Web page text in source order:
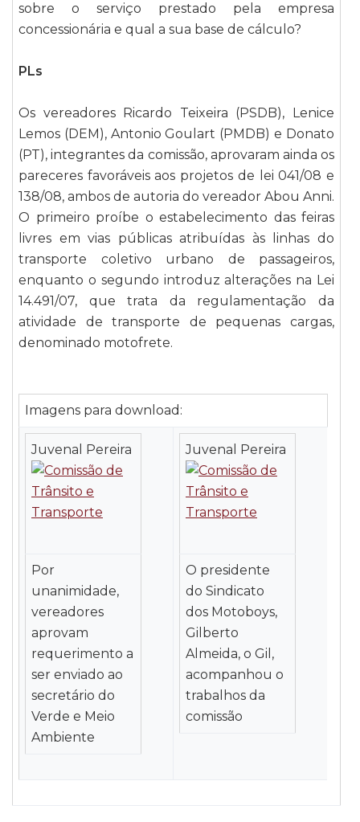
sobre o serviço prestado pela empresa
concessionária e qual a sua base de cálculo?
PLs
Os vereadores Ricardo Teixeira (PSDB), Lenice
Lemos (DEM), Antonio Goulart (PMDB) e Donato
(PT), integrantes da comissão, aprovaram ainda os
pareceres favoráveis aos projetos de lei041/08 e
138/08, ambos de autoria do vereador Abou Anni.
O primeiro proíbe o estabelecimento das feiras
livres em vias públicas atribuídas às linhas do
transporte coletivo urbano de passageiros,
enquanto o segundo introduz alterações na Lei
14.491/07, que trata da regulamentação da
atividade de transporte de pequenas cargas,
denominado motofrete.
Imagens para download:
Juvenal Pereira
Por
unanimidade,
vereadores
aprovam
requerimento a
ser enviado ao
secretário do
Verde e Meio
Ambiente
Juvenal Pereira
O presidente
do Sindicato
dos Motoboys,
Gilberto
Almeida, o Gil,
acompanhou o
trabalhos da
comissão